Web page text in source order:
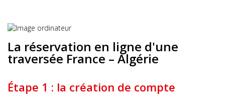
La réservation en ligne d'une
traversée France – Algérie
Étape 1 : la création de compte